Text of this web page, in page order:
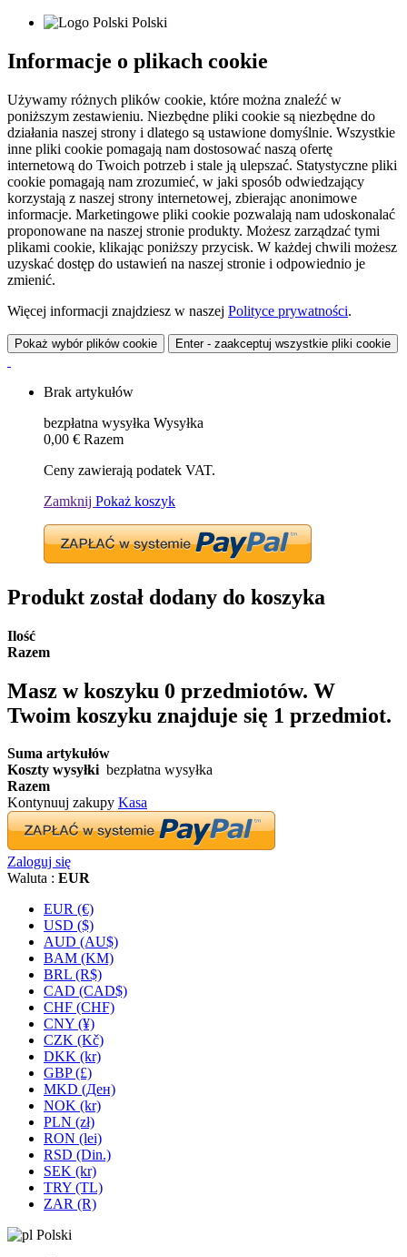
Polski
Informacje o plikach cookie
Używamy różnych plików cookie, które można znaleźć w
poniższym zestawieniu. Niezbędne pliki cookie są niezbędne do
działania naszej strony i dlatego są ustawione domyślnie. Wszystkie
inne pliki cookie pomagają nam dostosować naszą ofertę
internetową do Twoich potrzeb i stale ją ulepszać. Statystyczne pliki
cookie pomagają nam zrozumieć, w jaki sposób odwiedzający
korzystają z naszej strony internetowej, zbierając anonimowe
informacje. Marketingowe pliki cookie pozwalają nam udoskonalać
proponowane na naszej stronie produkty. Możesz zarządzać tymi
plikami cookie, klikając poniższy przycisk. W każdej chwili możesz
uzyskać dostęp do ustawień na naszej stronie i odpowiednio je
zmienić.
Więcej informacji znajdziesz w naszej Polityce prywatności.
Pokaż wybór plików cookie Enter - zaakceptuj wszystkie pliki cookie
Brak artykułów
bezpłatna wysyłka Wysyłka
0,00 € Razem
Ceny zawierają podatek VAT.
Zamknij Pokaż koszyk
Produkt został dodany do koszyka
Ilość
Razem
Masz w koszyku 0 przedmiotów. W
Twoim koszyku znajduje się 1 przedmiot.
Suma artykułów
Koszty wysyłki bezpłatna wysyłka
Razem
Kontynuuj zakupy Kasa
Zaloguj się
Waluta : EUR
EUR (€)
USD ($)
AUD (AU$)
BAM (KM)
BRL (R$)
CAD (CAD$)
CHF (CHF)
CNY (¥)
CZK (Kč)
DKK (kr)
GBP (£)
MKD (Ден)
NOK (kr)
PLN (zł)
RON (lei)
RSD (Din.)
SEK (kr)
TRY (TL)
ZAR (R)
Polski